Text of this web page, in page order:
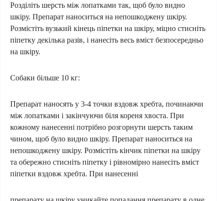
Розділіть шерсть між лопатками так, щоб було видно
шкіру. Препарат наноситься на непошкоджену шкіру.
Розмістіть вузький кінець піпетки на шкіру, міцно стисніть
піпетку декілька разів, і нанесіть весь вміст безпосередньо
на шкіру.
Собаки більше 10 кг:
Препарат наносять у 3-4 точки вздовж хребта, починаючи
між лопатками і закінчуючи біля кореня хвоста. При
кожному нанесенні потрібно розгорнути шерсть таким
чином, щоб було видно шкіру. Препарат наноситься на
непошкоджену шкіру. Розмістіть кінчик піпетки на шкіру
та обережно стисніть піпетку і рівномірно нанесіть вміст
піпетки вздовж хребта. При нанесенні